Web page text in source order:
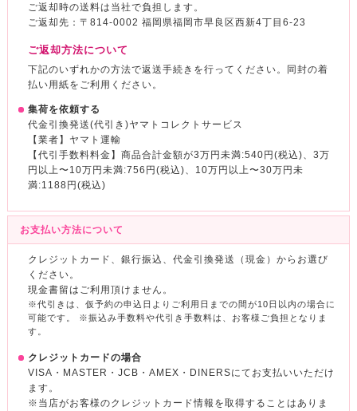
ご返却時の送料は当社で負担します。
ご返却先：〒814-0002 福岡県福岡市早良区西新4丁目6-23
ご返却方法について
下記のいずれかの方法で返送手続きを行ってください。同封の着
払い用紙をご利用ください。
集荷を依頼する
代金引換発送(代引き)ヤマトコレクトサービス
【業者】ヤマト運輸
【代引手数料料金】商品合計金額が3万円未満:540円(税込)、3万
円以上〜10万円未満:756円(税込)、10万円以上〜30万円未
満:1188円(税込)
お支払い方法について
クレジットカード、銀行振込、代金引換発送（現金）からお選び
ください。
現金書留はご利用頂けません。
※代引きは、仮予約の申込日よりご利用日までの間が10日以内の場合に
可能です。 ※振込み手数料や代引き手数料は、お客様ご負担となりま
す。
クレジットカードの場合
VISA・MASTER・JCB・AMEX・DINERSにてお支払いいただけ
ます。
※当店がお客様のクレジットカード情報を取得することはありま